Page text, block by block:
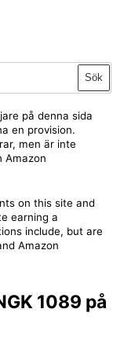
Sök
på denna sida
en provision.
men är inte
Amazon
on this site and
earning a
include, but are
Amazon
1089 på